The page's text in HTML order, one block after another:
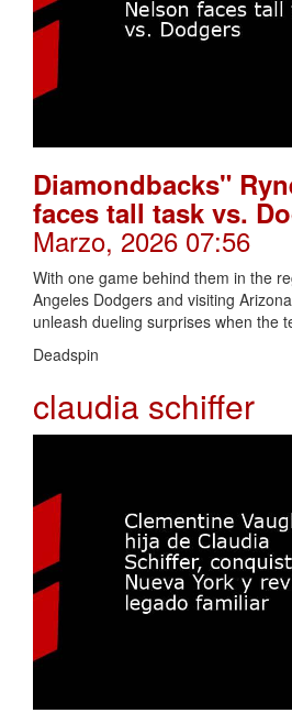
Diamondbacks"
faces tall task vs.
Marzo, 2026 07:56
With one game behind them in the
Angeles Dodgers and visiting
unleash dueling surprises when the
Deadspin
claudia schiffer